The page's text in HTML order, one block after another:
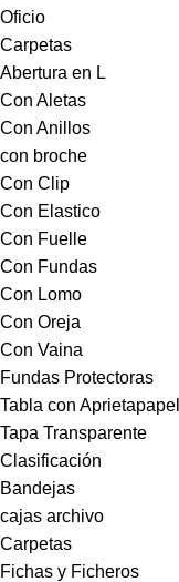
Oficio
Carpetas
Abertura en L
Con Aletas
Con Anillos
con broche
Con Clip
Con Elastico
Con Fuelle
Con Fundas
Con Lomo
Con Oreja
Con Vaina
Fundas Protectoras
Tabla con Aprietapapel
Tapa Transparente
Clasificación
Bandejas
cajas archivo
Carpetas
Fichas y Ficheros